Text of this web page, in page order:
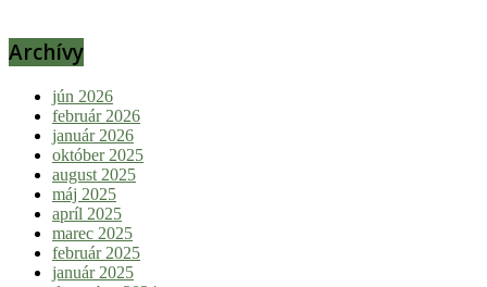
Archívy
jún 2026
február 2026
január 2026
október 2025
august 2025
máj 2025
apríl 2025
marec 2025
február 2025
január 2025